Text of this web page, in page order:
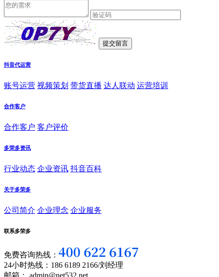
抖音代运营
账号运营 视频策划 带货直播 达人联动 运营培训
合作客户
合作客户 客户评价
多荣多资讯
行业动态 企业资讯 抖音百科
关于多荣多
公司简介 企业理念 企业服务
联系多荣多
免费咨询热线：
24小时热线：186 6189 2166/刘经理
邮箱： admin@net532.net